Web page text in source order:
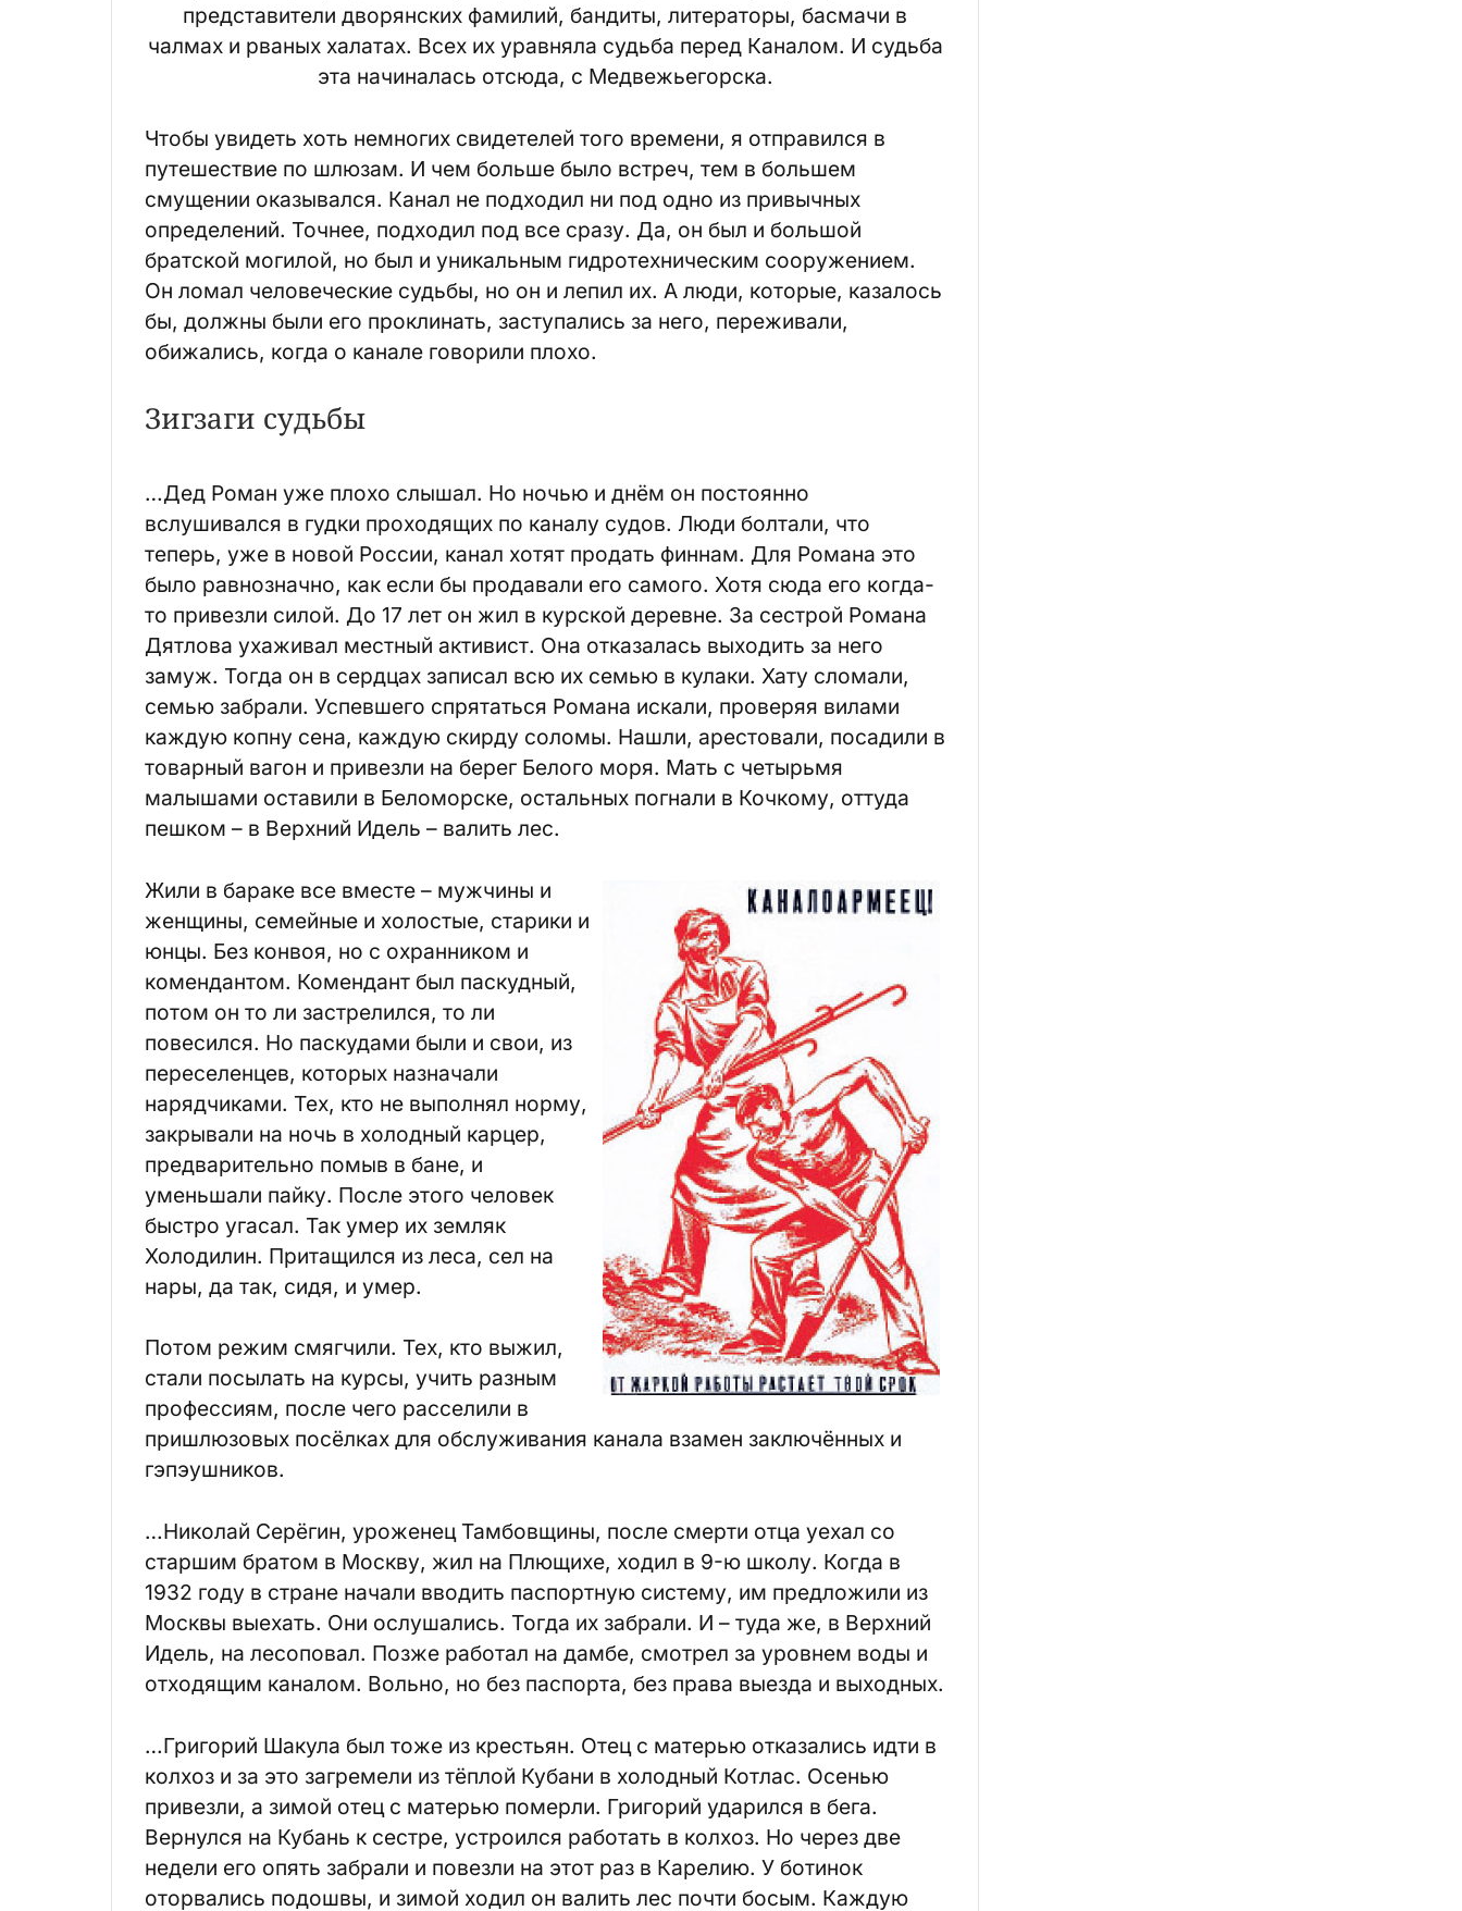
представители дворянских фамилий, бандиты, литераторы, басмачи в
чалмах и рваных халатах. Всех их уравняла судьба перед Каналом. И судьба
эта начиналась отсюда, с Медвежьегорска.
Чтобы увидеть хоть немногих свидетелей того времени, я отправился в
путешествие по шлюзам. И чем больше было встреч, тем в большем
смущении оказывался. Канал не подходил ни под одно из привычных
определений. Точнее, подходил под все сразу. Да, он был и большой
братской могилой, но был и уникальным гидротехническим сооружением.
Он ломал человеческие судьбы, но он и лепил их. А люди, которые, казалось
бы, должны были его проклинать, заступались за него, переживали,
обижались, когда о канале говорили плохо.
Зигзаги судьбы
…Дед Роман уже плохо слышал. Но ночью и днём он постоянно
вслушивался в гудки проходящих по каналу судов. Люди болтали, что
теперь, уже в новой России, канал хотят продать финнам. Для Романа это
было равнозначно, как если бы продавали его самого. Хотя сюда его когда-
то привезли силой. До 17 лет он жил в курской деревне. За сестрой Романа
Дятлова ухаживал местный активист. Она отказалась выходить за него
замуж. Тогда он в сердцах записал всю их семью в кулаки. Хату сломали,
семью забрали. Успевшего спрятаться Романа искали, проверяя вилами
каждую копну сена, каждую скирду соломы. Нашли, арестовали, посадили в
товарный вагон и привезли на берег Белого моря. Мать с четырьмя
малышами оставили в Беломорске, остальных погнали в Кочкому, оттуда
пешком – в Верхний Идель – валить лес.
Жили в бараке все вместе – мужчины и
женщины, семейные и холостые, старики и
юнцы. Без конвоя, но с охранником и
комендантом. Комендант был паскудный,
потом он то ли застрелился, то ли
повесился. Но паскудами были и свои, из
переселенцев, которых назначали
нарядчиками. Тех, кто не выполнял норму,
закрывали на ночь в холодный карцер,
предварительно помыв в бане, и
уменьшали пайку. После этого человек
быстро угасал. Так умер их земляк
Холодилин. Притащился из леса, сел на
нары, да так, сидя, и умер.
Потом режим смягчили. Тех, кто выжил,
стали посылать на курсы, учить разным
профессиям, после чего расселили в
пришлюзовых посёлках для обслуживания канала взамен заключённых и
гэпэушников.
…Николай Серёгин, уроженец Тамбовщины, после смерти отца уехал со
старшим братом в Москву, жил на Плющихе, ходил в 9-ю школу. Когда в
1932 году в стране начали вводить паспортную систему, им предложили из
Москвы выехать. Они ослушались. Тогда их забрали. И – туда же, в Верхний
Идель, на лесоповал. Позже работал на дамбе, смотрел за уровнем воды и
отходящим каналом. Вольно, но без паспорта, без права выезда и выходных.
…Григорий Шакула был тоже из крестьян. Отец с матерью отказались идти в
колхоз и за это загремели из тёплой Кубани в холодный Котлас. Осенью
привезли, а зимой отец с матерью померли. Григорий ударился в бега.
Вернулся на Кубань к сестре, устроился работать в колхоз. Но через две
недели его опять забрали и повезли на этот раз в Карелию. У ботинок
оторвались подошвы, и зимой ходил он валить лес почти босым. Каждую